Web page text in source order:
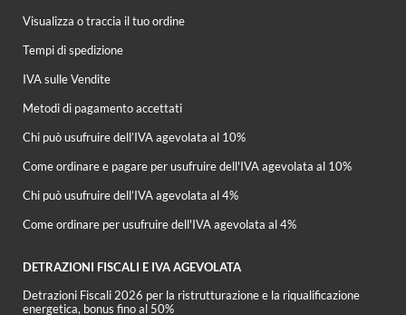
Visualizza o traccia il tuo ordine
Tempi di spedizione
IVA sulle Vendite
Metodi di pagamento accettati
Chi può usufruire dell’IVA agevolata al 10%
Come ordinare e pagare per usufruire dell'IVA agevolata al 10%
Chi può usufruire dell’IVA agevolata al 4%
Come ordinare per usufruire dell'IVA agevolata al 4%
DETRAZIONI FISCALI E IVA AGEVOLATA
Detrazioni Fiscali 2026 per la ristrutturazione e la riqualificazione
energetica, bonus fino al 50%